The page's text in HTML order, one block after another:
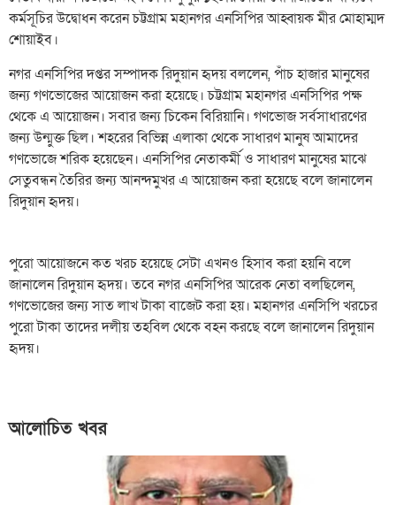
কর্মসূচির উদ্বোধন করেন চট্টগ্রাম মহানগর এনসিপির আহ্বায়ক মীর মোহাম্মদ
শোয়াইব।
নগর এনসিপির দপ্তর সম্পাদক রিদুয়ান হৃদয় বললেন, পাঁচ হাজার মানুষের
জন্য গণভোজের আয়োজন করা হয়েছে। চট্টগ্রাম মহানগর এনসিপির পক্ষ
থেকে এ আয়োজন। সবার জন্য চিকেন বিরিয়ানি। গণভোজ সর্বসাধারণের
জন্য উন্মুক্ত ছিল। শহরের বিভিন্ন এলাকা থেকে সাধারণ মানুষ আমাদের
গণভোজে শরিক হয়েছেন। এনসিপির নেতাকর্মী ও সাধারণ মানুষের মাঝে
সেতুবন্ধন তৈরির জন্য আনন্দমুখর এ আয়োজন করা হয়েছে বলে জানালেন
রিদুয়ান হৃদয়।
পুরো আয়োজনে কত খরচ হয়েছে সেটা এখনও হিসাব করা হয়নি বলে
জানালেন রিদুয়ান হৃদয়। তবে নগর এনসিপির আরেক নেতা বলছিলেন,
গণভোজের জন্য সাত লাখ টাকা বাজেট করা হয়। মহানগর এনসিপি খরচের
পুরো টাকা তাদের দলীয় তহবিল থেকে বহন করছে বলে জানালেন রিদুয়ান
হৃদয়।
আলোচিত খবর